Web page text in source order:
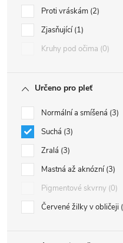
Proti vráskám 2
Zjasňující 1
Kruhy pod očima 0
Určeno pro pleť
Normální a smíšená 3
Suchá 3
Zralá 3
Mastná až aknózní 3
Pigmentové skvrny 0
Červené žilky v obličeji